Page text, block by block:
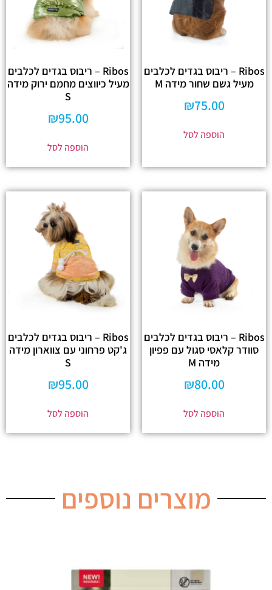
Ribos – ריבוס בגדים לכלבים
מעיל גשם שחור מידה M
₪75.00
הוספה לסל
Ribos – ריבוס בגדים לכלבים
מעיל כיווצים מחמם ירוק מידה
S
₪95.00
הוספה לסל
Ribos – ריבוס בגדים לכלבים
סוודר קלאסי סגול עם פפיון
מידה M
₪80.00
הוספה לסל
Ribos – ריבוס בגדים לכלבים
ג'קט פרחוני עם צווארון מידה
S
₪95.00
הוספה לסל
מוצרים נוספים